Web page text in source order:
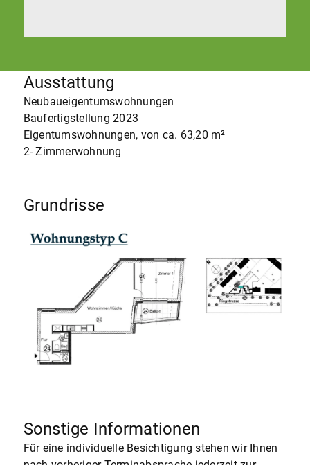
Ausstattung
Neubaueigentumswohnungen
Baufertigstellung 2023
Eigentumswohnungen, von ca. 63,20 m²
2- Zimmerwohnung
Grundrisse
Sonstige Informationen
Für eine individuelle Besichtigung stehen wir Ihnen